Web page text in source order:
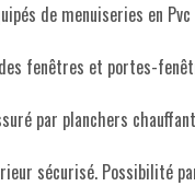
de menuiseries en
fenêtres et portes-
par planchers
sécurisé. Possibilité